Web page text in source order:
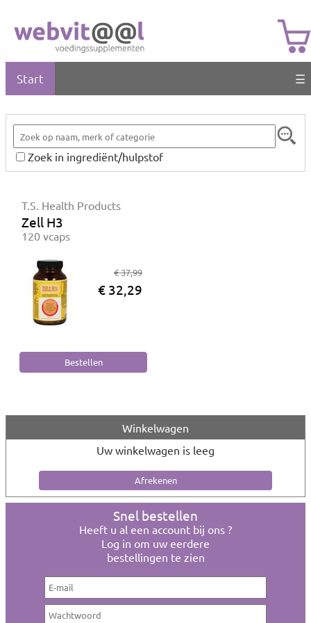
Start ☰
Zoek in ingrediënt/hulpstof
T.S. Health Products
Zell H3
120 vcaps
€ 37,99
€ 32,29
Winkelwagen
Uw winkelwagen is leeg
Snel bestellen
Heeft u al een account bij ons ?
Log in om uw eerdere
bestellingen te zien